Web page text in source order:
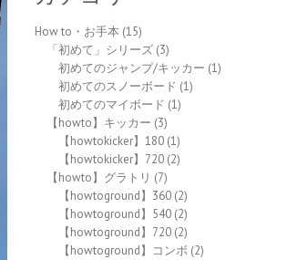
How to・お手本 (15)
「初めて」シリーズ (3)
初めてのジャンプ/キッカー (1)
初めてのスノーボード (1)
初めてのマイボード (1)
【howto】キッカー (3)
【howtokicker】180 (1)
【howtokicker】720 (2)
【howto】グラトリ (7)
【howtoground】360 (2)
【howtoground】540 (2)
【howtoground】720 (2)
【howtoground】コンボ (2)